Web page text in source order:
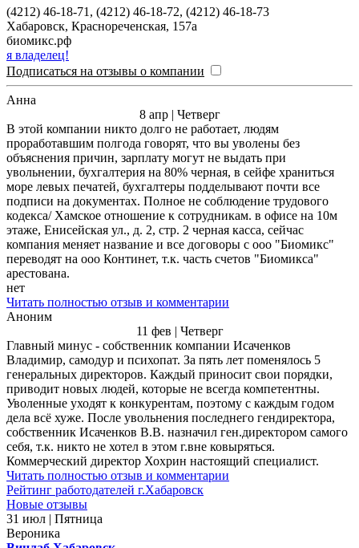
(4212) 46-18-71, (4212) 46-18-72, (4212) 46-18-73
Хабаровск, Краснореченская, 157а
биомикс.рф
я владелец!
Подписаться на отзывы о компании
Анна
8 апр | Четверг
В этой компании никто долго не работает, людям
проработавшим полгода говорят, что вы уволены без
объяснения причин, зарплату могут не выдать при
увольнении, бухгалтерия на 80% черная, в сейфе храниться
море левых печатей, бухгалтеры подделывают почти все
подписи на документах. Полное не соблюдение трудового
кодекса/ Хамское отношение к сотрудникам. в офисе на 10м
этаже, Енисейская ул., д. 2, стр. 2 черная касса, сейчас
компания меняет название и все договоры с ооо "Биомикс"
переводят на ооо Континет, т.к. часть счетов "Биомикса"
арестована.
нет
Читать полностью отзыв и комментарии
Аноним
11 фев | Четверг
Главный минус - собственник компании Исаченков
Владимир, самодур и психопат. За пять лет поменялось 5
генеральных директоров. Каждый приносит свои порядки,
приводит новых людей, которые не всегда компетентны.
Уволенные уходят к конкурентам, поэтому с каждым годом
дела всё хуже. После увольнения последнего гендиректора,
собственник Исаченков В.В. назначил ген.директором самого
себя, т.к. никто не хотел в этом г.вне ковыряться.
Коммерческий директор Хохрин настоящий специалист.
Читать полностью отзыв и комментарии
Рейтинг работодателей г.Хабаровск
Новые отзывы
31 июл | Пятница
Вероника